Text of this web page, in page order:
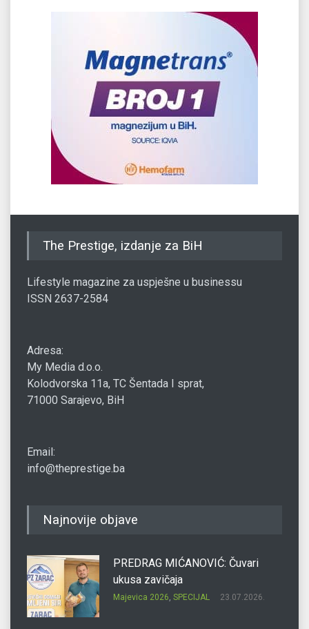
The Prestige, izdanje za BiH
Lifestyle magazine za uspješne u businessu
ISSN 2637-2584
Adresa:
My Media d.o.o.
Kolodvorska 11a, TC Šentada I sprat,
71000 Sarajevo, BiH
Email:
info@theprestige.ba
Najnovije objave
PREDRAG MIĆANOVIĆ: Čuvari
ukusa zavičaja
Majevica 2026, SPECIJAL 23.07.2026.